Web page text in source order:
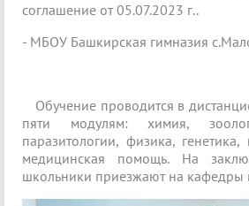
соглашение от 05.07.2023 г..
- МБОУ Башкирская гимназия
Обучение проводится в
пяти модулям: химия,
паразитологии, физика,
медицинская помощь. На
школьники приезжают на кафедры